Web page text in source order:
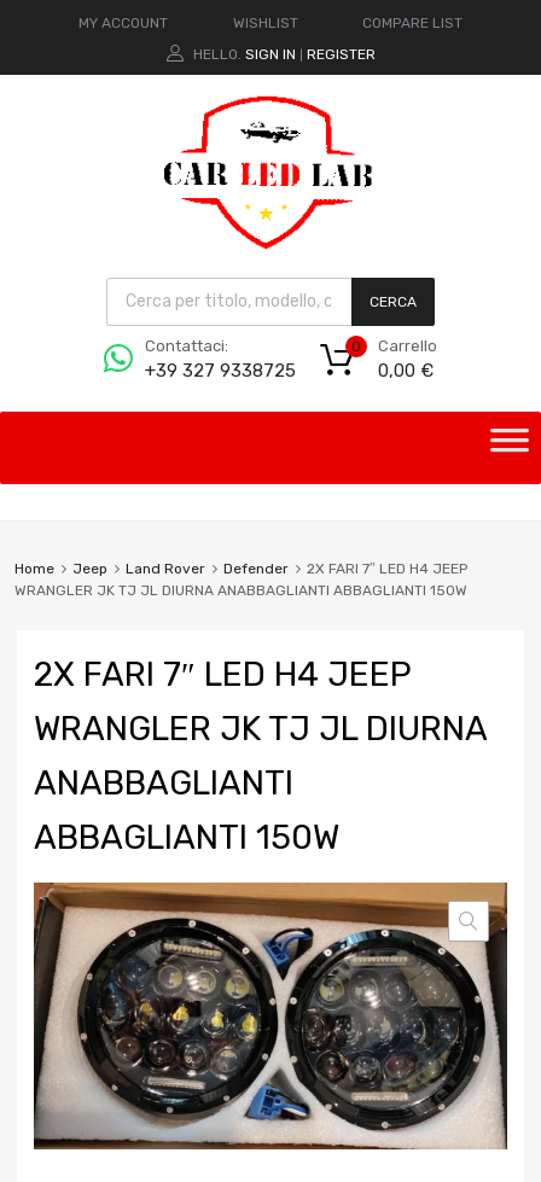
MY ACCOUNT WISHLIST
COMPARE LIST
HELLO. SIGN IN REGISTER
CERCA
Contattaci:
+39 327 9338725
Carrello
0,00 €
0
Home Jeep Land Rover Defender
2X FARI 7″ LED H4 JEEP
WRANGLER JK TJ JL DIURNA ANABBAGLIANTI ABBAGLIANTI 150W
2X FARI 7″ LED H4 JEEP
WRANGLER JK TJ JL DIURNA
ANABBAGLIANTI
ABBAGLIANTI 150W